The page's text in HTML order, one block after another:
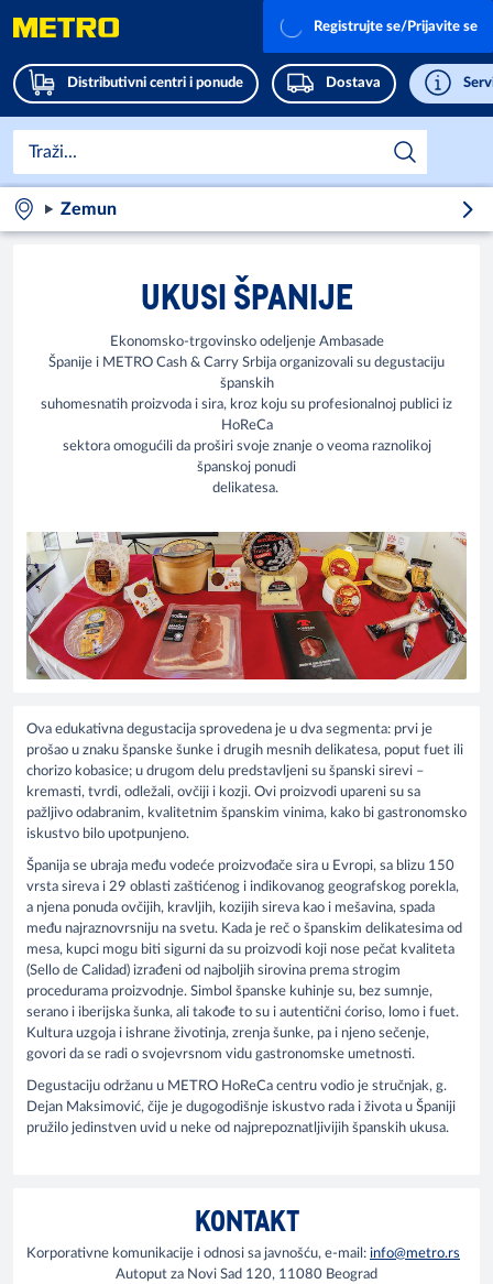
Distributivni centri i ponude Dostava
Registrujte se/Prijavite se
Zemun
UKUSI ŠPANIJE
Ekonomsko-trgovinsko odeljenje Ambasade
Španije i METRO Cash & Carry Srbija organizovali su degustaciju
španskih
suhomesnatih proizvoda i sira, kroz koju su profesionalnoj publici iz
HoReCa
sektora omogućili da proširi svoje znanje o veoma raznolikoj
španskoj ponudi
delikatesa.
Ova edukativna degustacija sprovedena je u dva segmenta: prvi je
prošao u znaku španske šunke i drugih mesnih delikatesa, poput fuet ili
chorizo kobasice; u drugom delu predstavljeni su španski sirevi –
kremasti, tvrdi, odležali, ovčiji i kozji. Ovi proizvodi upareni su sa
pažljivo odabranim, kvalitetnim španskim vinima, kako bi gastronomsko
iskustvo bilo upotpunjeno.
Španija se ubraja među vodeće proizvođače sira u Evropi, sa blizu 150
vrsta sireva i 29 oblasti zaštićenog i indikovanog geografskog porekla,
a njena ponuda ovčijih, kravljih, kozijih sireva kao i mešavina, spada
među najraznovrsniju na svetu. Kada je reč o španskim delikatesima od
mesa, kupci mogu biti sigurni da su proizvodi koji nose pečat kvaliteta
(Sello de Calidad) izrađeni od najboljih sirovina prema strogim
procedurama proizvodnje. Simbol španske kuhinje su, bez sumnje,
serano i iberijska šunka, ali takođe to su i autentični ćoriso, lomo i fuet.
Kultura uzgoja i ishrane životinja, zrenja šunke, pa i njeno sečenje,
govori da se radi o svojevrsnom vidu gastronomske umetnosti.
Degustaciju održanu u METRO HoReCa centru vodio je stručnjak, g.
Dejan Maksimović, čije je dugogodišnje iskustvo rada i života u Španiji
pružilo jedinstven uvid u neke od najprepoznatljivijih španskih ukusa.
KONTAKT
Korporativne komunikacije i odnosi sa javnošću, e-mail: info@metro.rs
Autoput za Novi Sad 120, 11080 Beograd